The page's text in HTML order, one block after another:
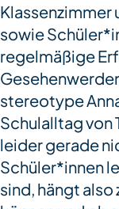
Klassenzimmer
sowie
regelmäßige
stereotype
Schulalltag von
leider gerade
Schüler*innen
sind, hängt